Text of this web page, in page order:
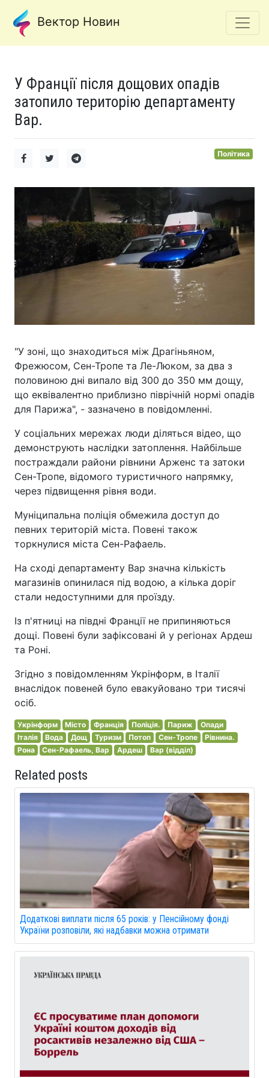
Вектор Новин
У Франції після дощових опадів
затопило територію департаменту
Вар.
Політика
"У зоні, що знаходиться між Драгіньяном,
Фрежюсом, Сен-Тропе та Ле-Люком, за два з
половиною дні випало від 300 до 350 мм дощу,
що еквівалентно приблизно піврічній нормі опадів
для Парижа", - зазначено в повідомленні.
У соціальних мережах люди діляться відео, що
демонструють наслідки затоплення. Найбільше
постраждали райони рівнини Арженс та затоки
Сен-Тропе, відомого туристичного напрямку,
через підвищення рівня води.
Муніципальна поліція обмежила доступ до
певних територій міста. Повені також
торкнулися міста Сен-Рафаель.
На сході департаменту Вар значна кількість
магазинів опинилася під водою, а кілька доріг
стали недоступними для проїзду.
Із п'ятниці на півдні Франції не припиняються
дощі. Повені були зафіксовані й у регіонах Ардеш
та Роні.
Згідно з повідомленням Укрінформ, в Італії
внаслідок повеней було евакуйовано три тисячі
осіб.
Укрінформ Місто Франція Поліція. Париж
Опади
Італія
Вода Дощ Туризм Потоп Сен-Тропе
Рівнина.
Рона
Сен-Рафаель, Вар Ардеш Вар (відділ)
Related posts
Додаткові виплати після 65 років: у Пенсійному фонді
України розповіли, які надбавки можна отримати